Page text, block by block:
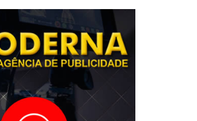
por
Lateral